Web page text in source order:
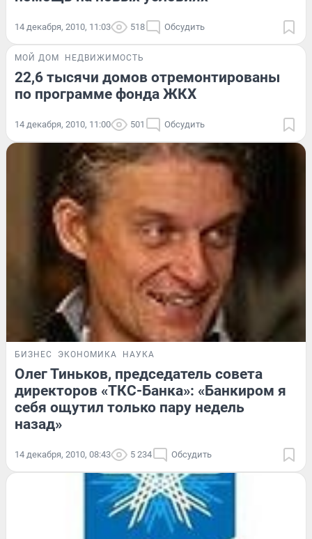
14 декабря, 2010, 11:03 518 Обсудить
МОЙ ДОМ НЕДВИЖИМОСТЬ
22,6 тысячи домов отремонтированы
по программе фонда ЖКХ
14 декабря, 2010, 11:00 501 Обсудить
БИЗНЕС ЭКОНОМИКА НАУКА
Олег Тиньков, председатель совета
директоров «ТКС-Банка»: «Банкиром я
себя ощутил только пару недель
назад»
14 декабря, 2010, 08:43 5 234 Обсудить